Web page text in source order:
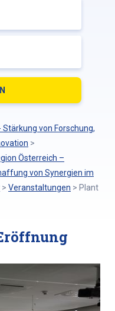
Stärkung von Forschung,
>
Österreich –
von Synergien im
> Veranstaltungen > Plant